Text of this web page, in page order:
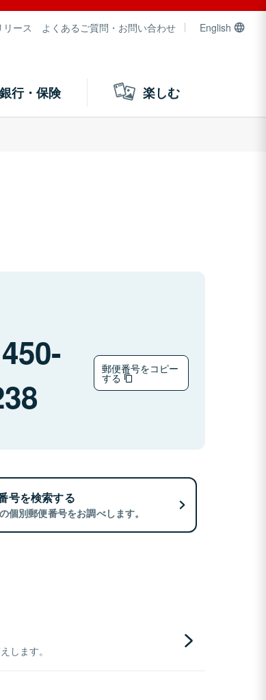
リース よくあるご質問・お問い合わせ English
銀行・保険 楽しむ
450-
郵便番号をコピー
する
号を検索する
個別郵便番号をお調べします。
します。